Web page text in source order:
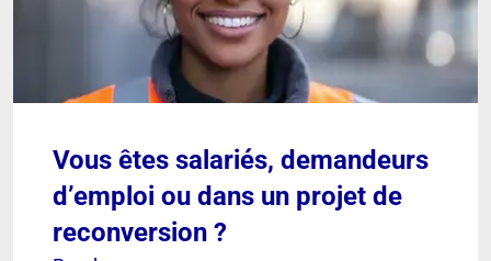
Vous êtes salariés, demandeurs
d’emploi ou dans un projet de
reconversion ?